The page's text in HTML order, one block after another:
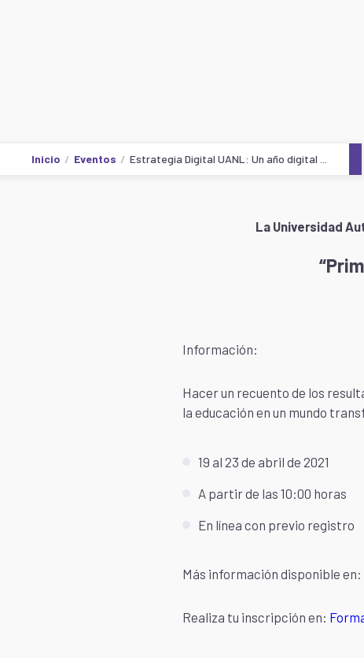
Inicio Eventos Estrategia Digital UANL: Un año digital ...
La Universidad
Información:
Hacer un recuento de los
la educación en un mundo
19 al 23 de abril de 2021
A partir de las 10:00 horas
En línea con previo registro
Más información disponible en:
Realiza tu inscripción en: